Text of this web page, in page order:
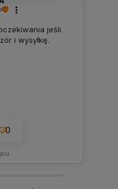
jeśli
i wysyłkę.
0